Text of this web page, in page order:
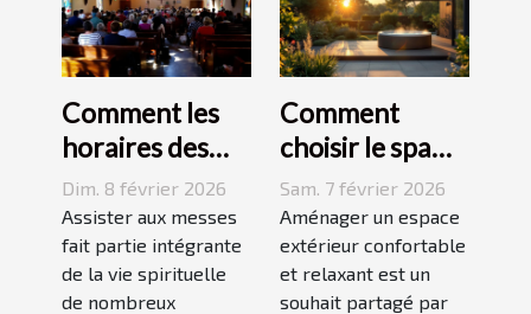
Comment les
horaires des
messes
facilitent la vie
des pratiquants
?
Dim. 8 février 2026
Assister aux messes
fait partie intégrante
de la vie spirituelle
de nombreux
Comment
choisir le spa
idéal pour
votre espace
extérieur ?
Sam. 7 février 2026
Aménager un espace
extérieur confortable
et relaxant est un
souhait partagé par